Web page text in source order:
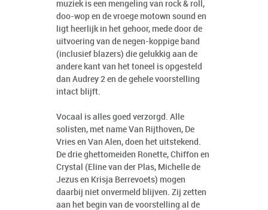
muziek is een mengeling van rock & roll,
doo-wop en de vroege motown sound en
ligt heerlijk in het gehoor, mede door de
uitvoering van de negen-koppige band
(inclusief blazers) die gelukkig aan de
andere kant van het toneel is opgesteld
dan Audrey 2 en de gehele voorstelling
intact blijft.
Vocaal is alles goed verzorgd. Alle
solisten, met name Van Rijthoven, De
Vries en Van Alen, doen het uitstekend.
De drie ghettomeiden Ronette, Chiffon en
Crystal (Eline van der Plas, Michelle de
Jezus en Krisja Berrevoets) mogen
daarbij niet onvermeld blijven. Zij zetten
aan het begin van de voorstelling al de